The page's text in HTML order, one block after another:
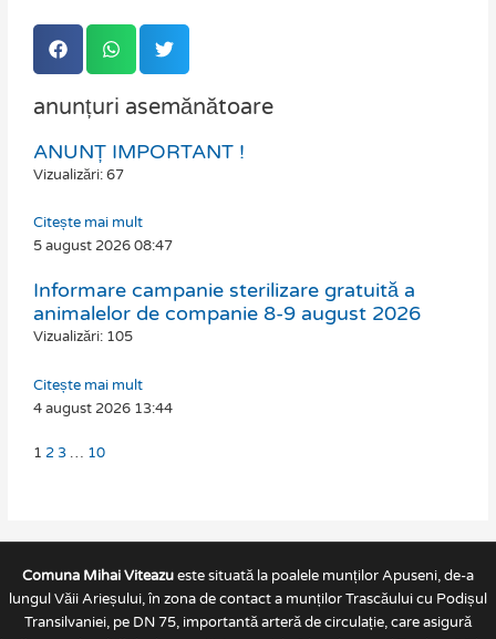
anunțuri asemănătoare
ANUNȚ IMPORTANT !
Vizualizări: 67
Citește mai mult
5 august 202608:47
Informare campanie sterilizare gratuită a
animalelor de companie 8-9 august 2026
Vizualizări: 105
Citește mai mult
4 august 2026 13:44
Page
1
Page
2
Page
3 …
Page
10
Comuna Mihai Viteazueste situată la poalele munților Apuseni, de-a
lungul Văii Arieșului, în zona de contact a munților Trascăului cu Podișul
Transilvaniei, pe DN 75, importantă arteră de circulație, care asigură